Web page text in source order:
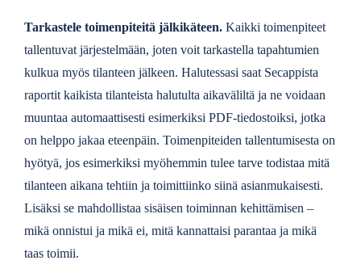
Tarkastele toimenpiteitä jälkikäteen. Kaikki toimenpiteet
tallentuvat järjestelmään, joten voit tarkastella tapahtumien
kulkua myös tilanteen jälkeen. Halutessasi saat Secappista
raportit kaikista tilanteista halutulta aikaväliltä ja ne voidaan
muuntaa automaattisesti esimerkiksi PDF-tiedostoiksi, jotka
on helppo jakaa eteenpäin. Toimenpiteiden tallentumisesta on
hyötyä, jos esimerkiksi myöhemmin tulee tarve todistaa mitä
tilanteen aikana tehtiin ja toimittiinko siinä asianmukaisesti.
Lisäksi se mahdollistaa sisäisen toiminnan kehittämisen –
mikä onnistui ja mikä ei, mitä kannattaisi parantaa ja mikä
taas toimii.